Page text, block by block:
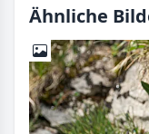
Ähnliche